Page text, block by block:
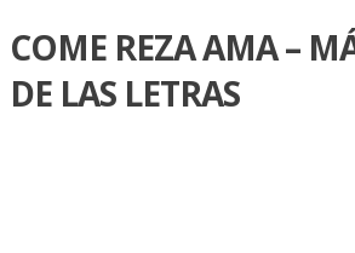
COME REZA AMA –
DE LAS LETRAS